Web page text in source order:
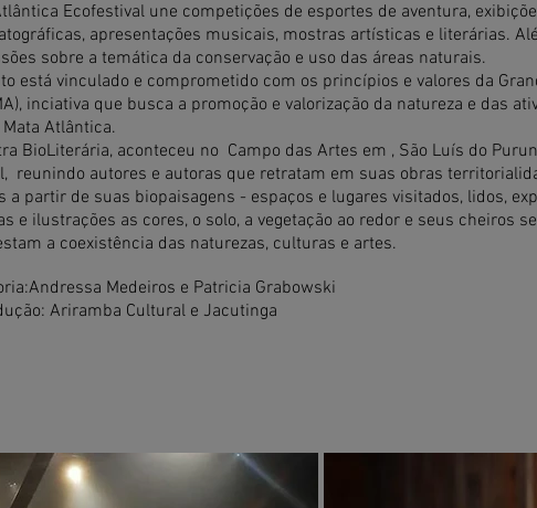
Ecofestival une competições de esportes de aventura,
apresentações musicais, mostras artísticas e literárias.
sobre a temática da conservação e uso das áreas naturais.
está vinculado e comprometido com os princípios e valores da
inciativa que busca a promoção e valorização da natureza e das
Atlântica.
BioLiterária, aconteceu no Campo das Artes em , São Luís do
reunindo autores e autoras que retratam em suas obras
a partir de suas biopaisagens - espaços e lugares visitados, lidos,
e ilustrações as cores, o solo, a vegetação ao redor e seus cheiros
a coexistência das naturezas, culturas e artes.
Medeiros e Patricia Grabowski
Ariramba Cultural e Jacutinga